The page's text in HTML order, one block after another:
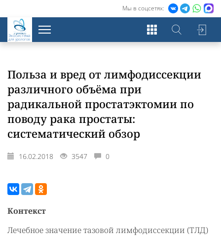
Мы в соцсетях:
Экосистема
для урологов
Польза и вред от лимфодиссекции
различного объёма при
радикальной простатэктомии по
поводу рака простаты:
систематический обзор
16.02.2018 3547 0
Контекст
Лечебное значение тазовой лимфодиссекции (ТЛД)